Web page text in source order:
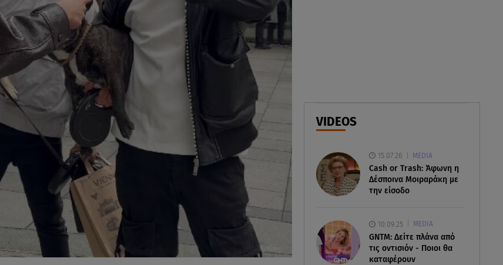
07.08.26 , 17:44
Παιδικοί σταθμοί: Πότε βγαίνουν
τα προσωρινά αποτελέσματα
VIDEOS
15.07.26 MEDIA
Cash or Trash: Άφωνη η
Δέσποινα Μοιραράκη με
την είσοδο
10.09.25 MEDIA
GNTM: Δείτε πλάνα από
τις οντισιόν - Ποιοι θα
καταφέρουν